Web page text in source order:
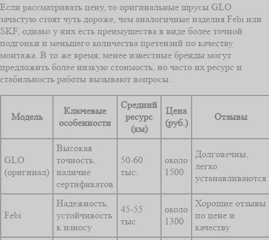
Если рассматривать цену, то оригинальные шрусы GLO
зачастую стоят чуть дороже, чем аналогичные изделия Febi или
SKF, однако у них есть преимущества в виде более точной
подгонки и меньшего количества претензий по качеству
монтажа. В то же время, менее известные бренды могут
предложить более низкую стоимость, но часто их ресурс и
стабильность работы вызывают вопросы.
Модель
Ключевые
особенности
Средний
ресурс
(км)
Цена
(руб.)
Отзывы
GLO
(оригинал)
Высокая
точность,
наличие
сертификатов
50-60
тыс.
около
1500
Долговечны,
легко
устанавливаются
Febi
Надежность,
устойчивость
к износу
45-55
тыс.
около
1300
Хорошие отзывы
по цене и
качеству